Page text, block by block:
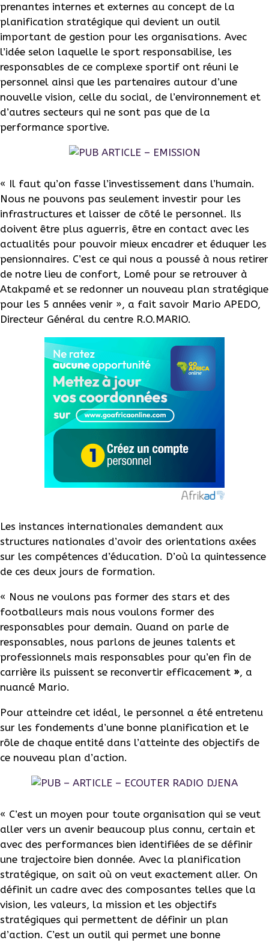
prenantes internes et externes au concept de la
planification stratégique qui devient un outil
important de gestion pour les organisations. Avec
l’idée selon laquelle le sport responsabilise, les
responsables de ce complexe sportif ont réuni le
personnel ainsi que les partenaires autour d’une
nouvelle vision, celle du social, de l’environnement et
d’autres secteurs qui ne sont pas que de la
performance sportive.
« Il faut qu’on fasse l’investissement dans l’humain.
Nous ne pouvons pas seulement investir pour les
infrastructures et laisser de côté le personnel. Ils
doivent être plus aguerris, être en contact avec les
actualités pour pouvoir mieux encadrer et éduquer les
pensionnaires. C’est ce qui nous a poussé à nous retirer
de notre lieu de confort, Lomé pour se retrouver à
Atakpamé et se redonner un nouveau plan stratégique
pour les 5 années venir », a fait savoir Mario APEDO,
Directeur Général du centre R.O.MARIO.
Les instances internationales demandent aux
structures nationales d’avoir des orientations axées
sur les compétences d’éducation. D’où la quintessence
de ces deux jours de formation.
« Nous ne voulons pas former des stars et des
footballeurs mais nous voulons former des
responsables pour demain. Quand on parle de
responsables, nous parlons de jeunes talents et
professionnels mais responsables pour qu’en fin de
carrière ils puissent se reconvertir efficacement », a
nuancé Mario.
Pour atteindre cet idéal, le personnel a été entretenu
sur les fondements d’une bonne planification et le
rôle de chaque entité dans l’atteinte des objectifs de
ce nouveau plan d’action.
« C’est un moyen pour toute organisation qui se veut
aller vers un avenir beaucoup plus connu, certain et
avec des performances bien identifiées de se définir
une trajectoire bien donnée. Avec la planification
stratégique, on sait où on veut exactement aller. On
définit un cadre avec des composantes telles que la
vision, les valeurs, la mission et les objectifs
stratégiques qui permettent de définir un plan
d’action. C’est un outil qui permet une bonne